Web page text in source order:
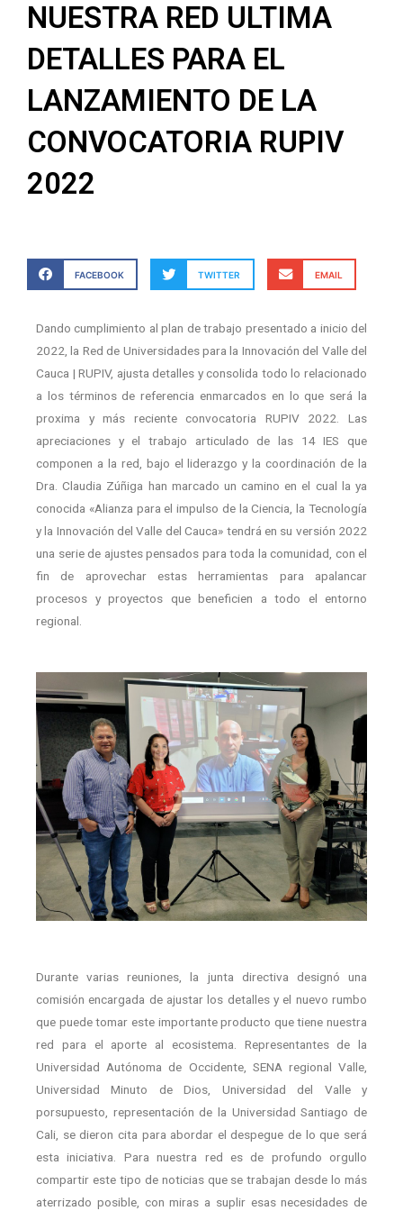
NUESTRA RED ULTIMA
DETALLES PARA EL
LANZAMIENTO DE LA
CONVOCATORIA RUPIV
2022
FACEBOOK TWITTER EMAIL
Dando cumplimiento al plan de trabajo presentado a inicio del
2022, la Red de Universidades para la Innovación del Valle del
Cauca | RUPIV, ajusta detalles y consolida todo lo relacionado
a los términos de referencia enmarcados en lo que será la
proxima y más reciente convocatoria RUPIV 2022. Las
apreciaciones y el trabajo articulado de las 14 IES que
componen a la red, bajo el liderazgo y la coordinación de la
Dra. Claudia Zúñiga han marcado un camino en el cual la ya
conocida «Alianza para el impulso de la Ciencia, la Tecnología
y la Innovación del Valle del Cauca» tendrá en su versión 2022
una serie de ajustes pensados para toda la comunidad, con el
fin de aprovechar estas herramientas para apalancar
procesos y proyectos que beneficien a todo el entorno
regional.
Durante varias reuniones, la junta directiva designó una
comisión encargada de ajustar los detalles y el nuevo rumbo
que puede tomar este importante producto que tiene nuestra
red para el aporte al ecosistema. Representantes de la
Universidad Autónoma de Occidente, SENA regional Valle,
Universidad Minuto de Dios, Universidad del Valle y
porsupuesto, representación de la Universidad Santiago de
Cali, se dieron cita para abordar el despegue de lo que será
esta iniciativa. Para nuestra red es de profundo orgullo
compartir este tipo de noticias que se trabajan desde lo más
aterrizado posible, con miras a suplir esas necesidades de